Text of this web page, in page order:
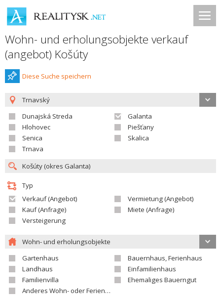
Wohn- und erholungsobjekte verkauf
(angebot) Košúty
Diese Suche speichern
Trnavský
Dunajská Streda
Galanta
Hlohovec
Piešťany
Senica
Skalica
Trnava
Typ
Verkauf (Angebot)
Vermietung (Angebot)
Kauf (Anfrage)
Miete (Anfrage)
Versteigerung
Wohn- und erholungsobjekte
Gartenhaus
Bauernhaus, Ferienhaus
Landhaus
Einfamilienhaus
Familienvilla
Ehemaliges Bauerngut
Anderes Wohn- oder Ferienobjekt